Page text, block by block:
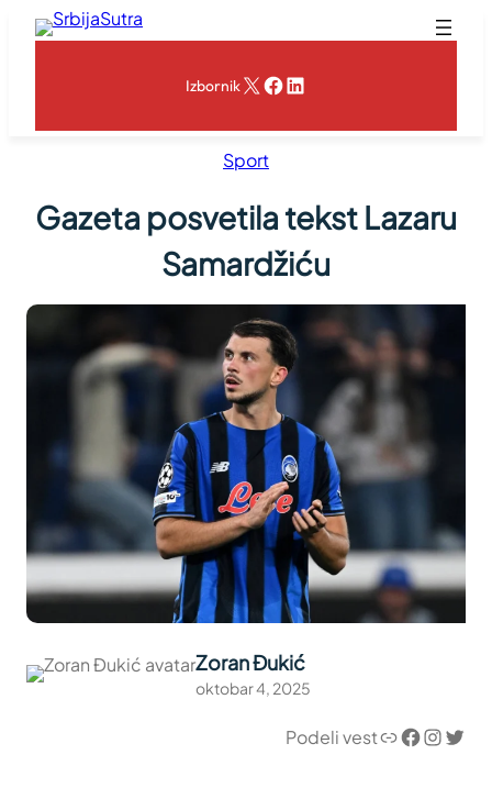
Skoči
IzbornikX Facebook
LinkedIn
Sport
Gazeta posvetila tekst Lazaru
Samardžiću
Zoran Đukić
oktobar 4, 2025
Podeli vestLink Facebook InstagramTwitter